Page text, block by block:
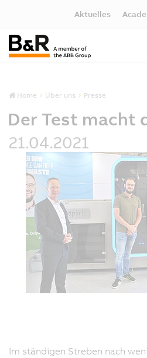
Aktuelles
Home Über uns Presse
Der Test macht
21.04.2021
Im ständigen Streben nach